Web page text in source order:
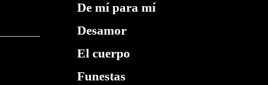
WEB
De mí para mí
Desamor
El cuerpo
Funestas